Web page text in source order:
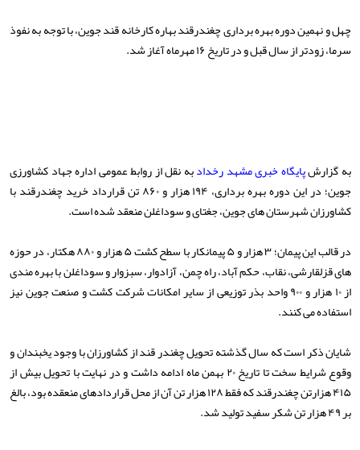
چهل و نهمین دوره بهره برداری چغندرقند بهاره کارخانه قند جوین، با توجه به نفوذ
سرما، زودتر از سال قبل و در تاریخ ۱۶ مهرماه آغاز شد.
به گزارشپایگاه خبری مشهد رخدادبه نقل از روابط عمومی اداره جهاد کشاورزی
جوین؛ در این دوره بهره برداری، ۱۹۴ هزار و ۸۶۰ تن قرارداد خرید چغندرقند با
کشاورزان شهرستان های جوین، جغتای و سوداغلن منعقد شده است.
در قالب این پیمان؛ ۳ هزار و ۵ پیمانکار با سطح کشت ۵ هزار و ۸۸۰ هکتار، در حوزه
های قزلقارشی، نقاب، حکم آباد، راه چمن، آزادوار، سبزوار و سوداغلن با بهره مندی
از ۱۰ هزار و ۹۰۰ واحد بذر توزیعی از سایر امکانات شرکت کشت و صنعت جوین نیز
استفاده می کنند.
شایان ذکر است که سال گذشته تحویل چغندر قند از کشاورزان با وجود یخبندان و
وقوع شرایط سخت تا تاریخ ۲۰ بهمن ماه ادامه داشت و در نهایت با تحویل بیش از
۴۱۵ هزارتن چغندرقند که فقط ۱۲۸ هزار تن آن از محل قراردادهای منعقده بود، بالغ
بر ۴۹ هزار تن شکر سفید تولید شد.